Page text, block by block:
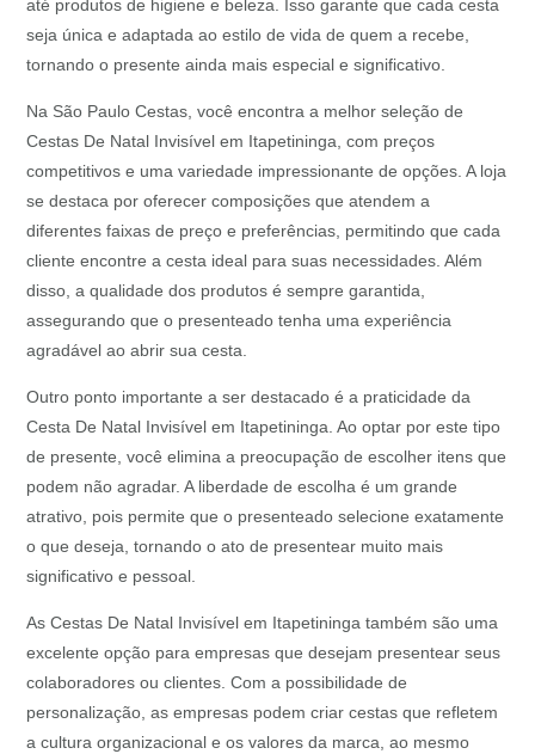
até produtos de higiene e beleza. Isso garante que cada cesta
seja única e adaptada ao estilo de vida de quem a recebe,
tornando o presente ainda mais especial e significativo.
Na São Paulo Cestas, você encontra a melhor seleção de
Cestas De Natal Invisível em Itapetininga, com preços
competitivos e uma variedade impressionante de opções. A loja
se destaca por oferecer composições que atendem a
diferentes faixas de preço e preferências, permitindo que cada
cliente encontre a cesta ideal para suas necessidades. Além
disso, a qualidade dos produtos é sempre garantida,
assegurando que o presenteado tenha uma experiência
agradável ao abrir sua cesta.
Outro ponto importante a ser destacado é a praticidade da
Cesta De Natal Invisível em Itapetininga. Ao optar por este tipo
de presente, você elimina a preocupação de escolher itens que
podem não agradar. A liberdade de escolha é um grande
atrativo, pois permite que o presenteado selecione exatamente
o que deseja, tornando o ato de presentear muito mais
significativo e pessoal.
As Cestas De Natal Invisível em Itapetininga também são uma
excelente opção para empresas que desejam presentear seus
colaboradores ou clientes. Com a possibilidade de
personalização, as empresas podem criar cestas que refletem
a cultura organizacional e os valores da marca, ao mesmo